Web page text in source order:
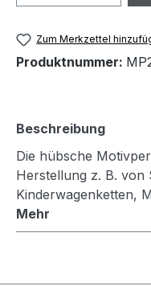
Zum Merkzettel
Produktnummer:
Beschreibung
Die hübsche
Herstellung z. B. von
Kinderwagenketten,
Mehr